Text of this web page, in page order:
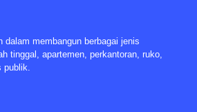
dalam membangun berbagai jenis
tinggal, apartemen, perkantoran, ruko,
publik.